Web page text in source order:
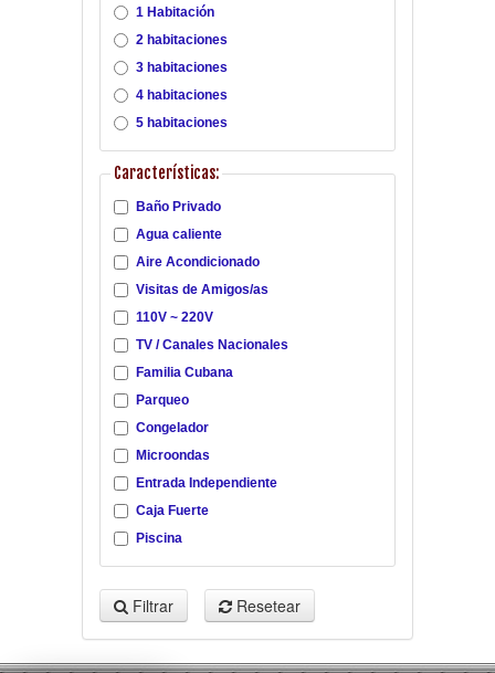
1 Habitación
2 habitaciones
3 habitaciones
4 habitaciones
5 habitaciones
Características:
Baño Privado
Agua caliente
Aire Acondicionado
Visitas de Amigos/as
110V ~ 220V
TV / Canales Nacionales
Familia Cubana
Parqueo
Congelador
Microondas
Entrada Independiente
Caja Fuerte
Piscina
Filtrar Resetear